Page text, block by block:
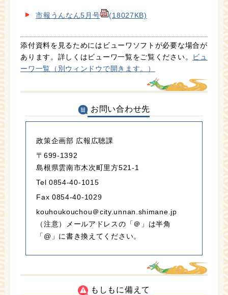
市報うんなん5月号 (18027KB)
添付資料を見るためにはビューワソフトが必要な場合が
あります。詳しくはビューワ一覧をご覧ください。
ビュ
ーワ一覧（別ウィンドウで開きます。）
お問い合わせ先
政策企画部 広報広聴課
〒699-1392
島根県雲南市木次町里方521-1
Tel 0854-40-1015
Fax 0854-40-1029
kouhoukouchou＠city.unnan.shimane.jp
（注意）メールアドレスの「＠」は半角
「@」に書き換えてください。
もしもに備えて